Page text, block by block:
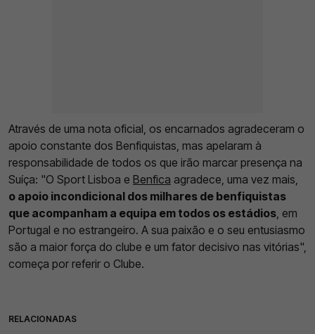
Através de uma nota oficial, os encarnados agradeceram o
apoio constante dos Benfiquistas, mas apelaram à
responsabilidade de todos os que irão marcar presença na
Suíça: "O Sport Lisboa e Benfica agradece, uma vez mais,
o apoio incondicional dos milhares de benfiquistas
que acompanham a equipa em todos os estádios , em
Portugal e no estrangeiro. A sua paixão e o seu entusiasmo
são a maior força do clube e um fator decisivo nas vitórias",
começa por referir o Clube.
RELACIONADAS